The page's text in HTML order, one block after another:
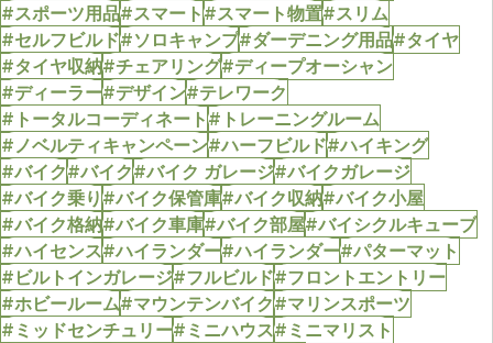
#スポーツ用品#スマート#スマート物置#スリム
#セルフビルド#ソロキャンプ#ダーデニング用品#タイヤ
#タイヤ収納#チェアリング#ディープオーシャン
#ディーラー#デザイン#テレワーク
#トータルコーディネート#トレーニングルーム
#ノベルティキャンペーン#ハーフビルド#ハイキング
#バイク#バイク#バイク ガレージ#バイクガレージ
#バイク乗り#バイク保管庫#バイク収納#バイク小屋
#バイク格納#バイク車庫#バイク部屋#バイシクルキューブ
#ハイセンス#ハイランダー#ハイランダー#パターマット
#ビルトインガレージ#フルビルド#フロントエントリー
#ホビールーム#マウンテンバイク#マリンスポーツ
#ミッドセンチュリー#ミニハウス#ミニマリスト